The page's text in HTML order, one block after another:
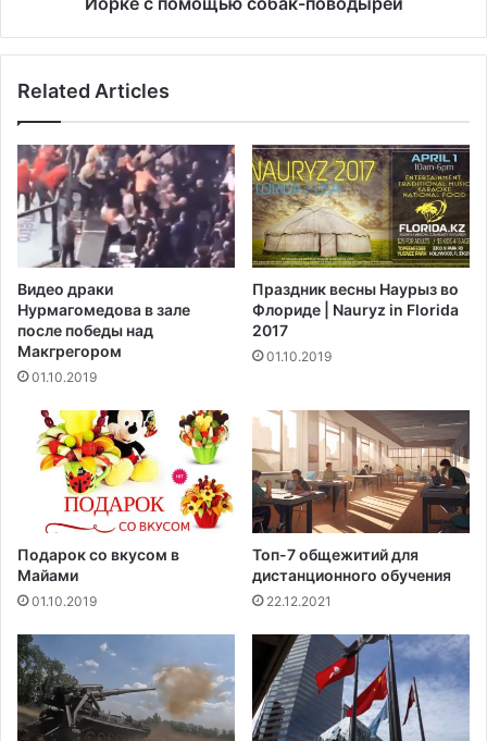
в
е
т
е
л
ь
в
о
п
о
б
з
о
у
в
о
с
п
а
и
в
а
е
о
л
у
Н
ь
ю
Й
о
р
к
е
Related Articles
Видео драки
Нурмагомедова в зале
после победы над
Макгрегором‍
01.10.2019
Праздник весны Наурыз во
Флориде | Nauryz in Florida
2017
01.10.2019
Подарок со вкусом в
Майами
01.10.2019
Топ-7 общежитий для
дистанционного обучения
22.12.2021